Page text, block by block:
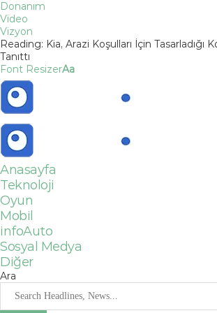
Donanım
Video
Vizyon
Reading: Kia, Arazi Koşulları İçin Tasarladığı
Tanıttı
Font ResizerAa
Anasayfa
Teknoloji
Oyun
Mobil
infoAuto
Sosyal Medya
Diğer
Ara